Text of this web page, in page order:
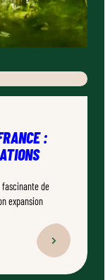
:
fascinante de
expansion